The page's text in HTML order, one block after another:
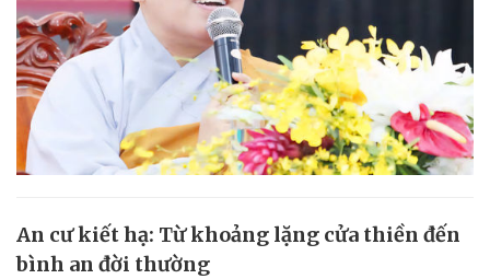
An cư kiết hạ: Từ khoảng lặng cửa thiền đến
bình an đời thường